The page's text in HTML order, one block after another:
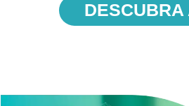
DESCUBRA